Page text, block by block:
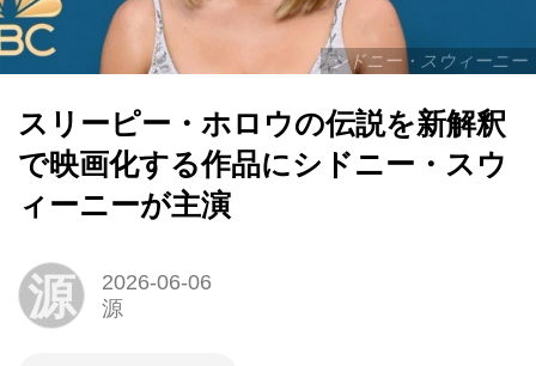
シドニー・スウィーニー
スリーピー・ホロウの伝説を新解釈
で映画化する作品にシドニー・スウ
ィーニーが主演
源
2026-06-06
源